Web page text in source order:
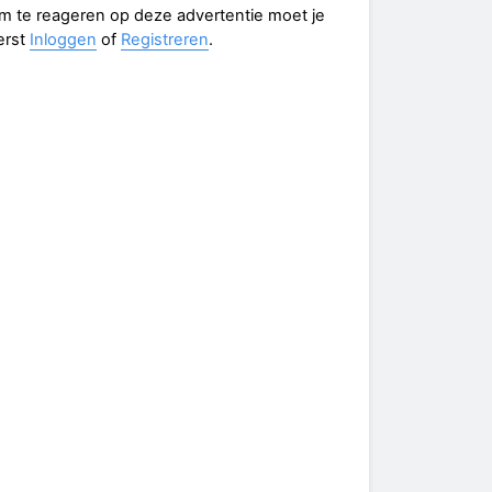
te reageren op deze advertentie moet je
Inloggen of Registreren.